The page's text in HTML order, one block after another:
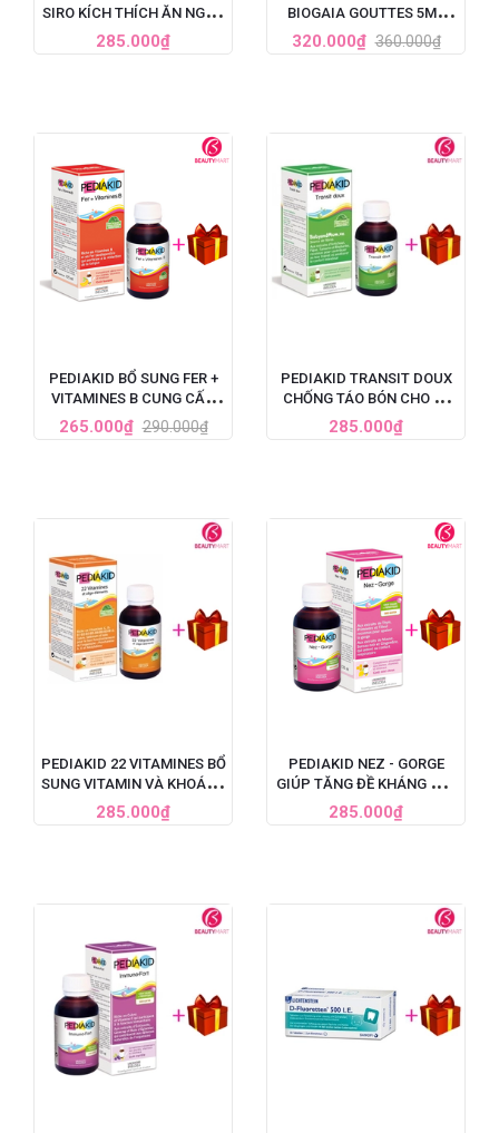
SIRO KÍCH THÍCH ĂN NGON
CHO TRẺ 125ML
285.000₫
BIOGAIA GOUTTES 5ML
DẠNG NHỎ GIỌT CỦA
PHÁP
320.000₫ 360.000₫
PEDIAKID BỔ SUNG FER +
VITAMINES B CUNG CẤP
SẮT VÀ VITAMIN B CHO
TRẺ, 125ML
265.000₫ 290.000₫
PEDIAKID TRANSIT DOUX
CHỐNG TÁO BÓN CHO BÉ
TỪ 6 THÁNG TUỔI, 125ML
285.000₫
PEDIAKID 22 VITAMINES BỔ
SUNG VITAMIN VÀ KHOÁNG
CHẤT CHO BÉ, 125ML
285.000₫
PEDIAKID NEZ - GORGE
GIÚP TĂNG ĐỀ KHÁNG MŨI
HỌNG CHO TRẺ, 125ML
285.000₫